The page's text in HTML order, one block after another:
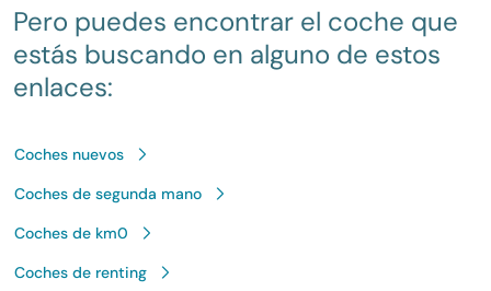
Pero puedes encontrar el coche que
estás buscando en alguno de estos
enlaces:
Coches nuevos
Coches de segunda mano
Coches de km0
Coches de renting